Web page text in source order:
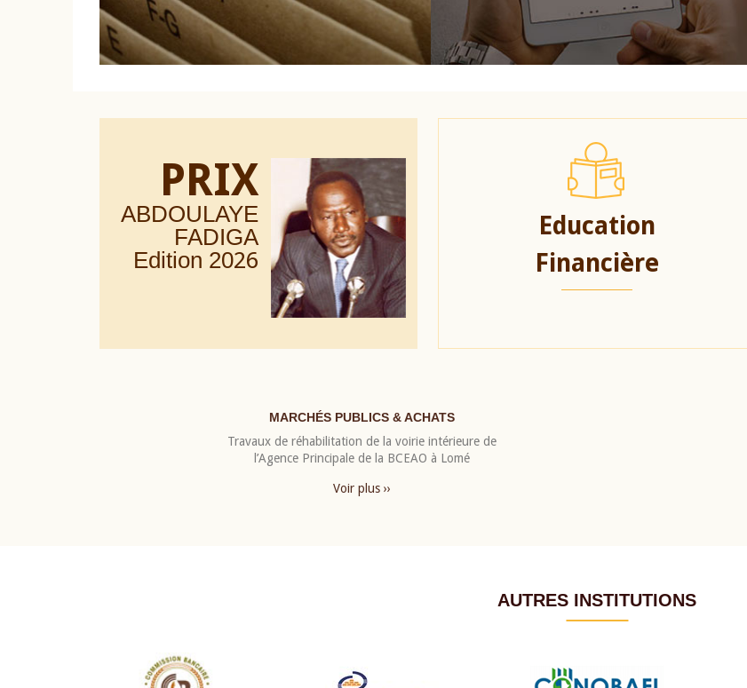
PRIX
ABDOULAYE
FADIGA
Edition 2026
Education
Financière
MARCHÉS PUBLICS & ACHATS
Travaux de réhabilitation de la voirie intérieure de
l’Agence Principale de la BCEAO à Lomé
Voir plus ››
AUTRES INSTITUTIONS